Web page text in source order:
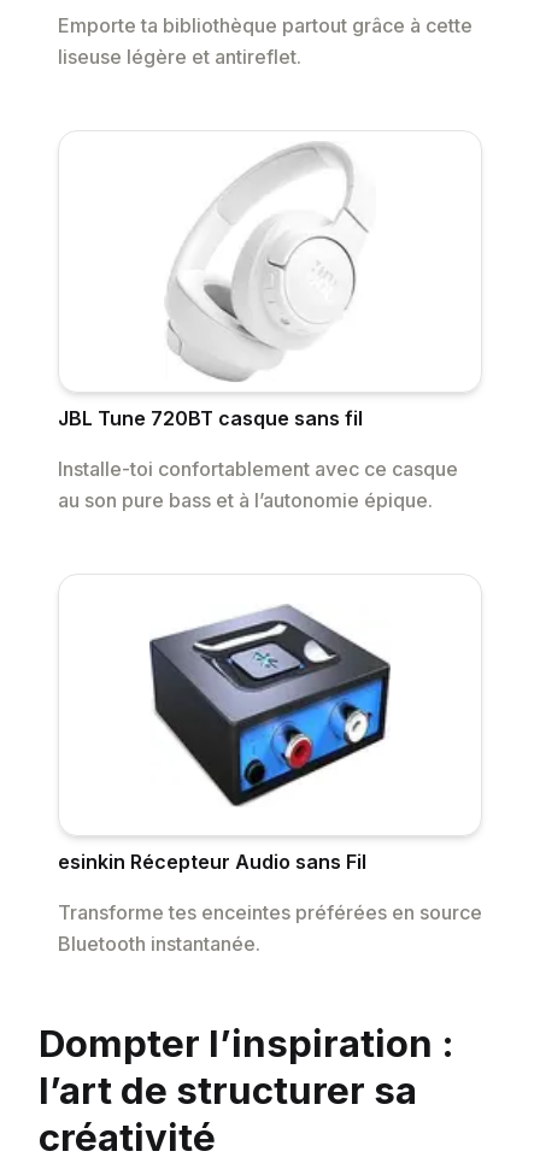
Emporte ta bibliothèque partout grâce à cette
liseuse légère et antireflet.
JBL Tune 720BT casque sans fil
Installe-toi confortablement avec ce casque
au son pure bass et à l’autonomie épique.
esinkin Récepteur Audio sans Fil
Transforme tes enceintes préférées en source
Bluetooth instantanée.
Dompter l’inspiration :
l’art de structurer sa
créativité